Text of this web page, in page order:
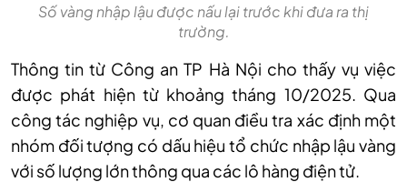
Số vàng nhập lậu được nấu lại trước khi đưa ra thị
trường.
Thông tin từ Công an TP Hà Nội cho thấy vụ việc
được phát hiện từ khoảng tháng 10/2025. Qua
công tác nghiệp vụ, cơ quan điều tra xác định một
nhóm đối tượng có dấu hiệu tổ chức nhập lậu vàng
với số lượng lớn thông qua các lô hàng điện tử.